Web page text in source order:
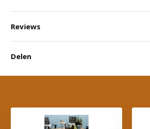
Reviews
Delen